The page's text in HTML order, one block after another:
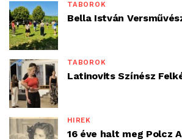
TÁBOROK
Bella István
TÁBOROK
Latinovits Színész
HÍREK
16 éve halt meg Polcz